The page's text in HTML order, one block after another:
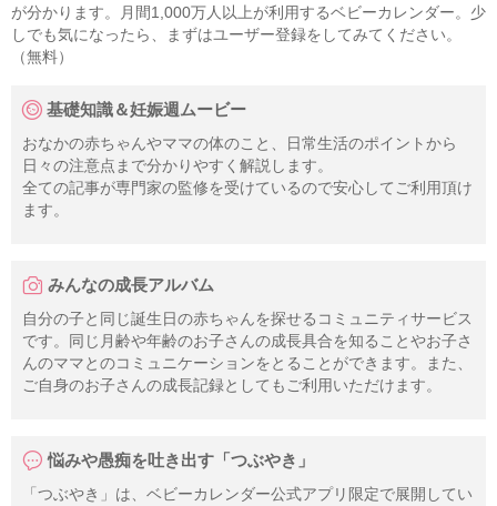
が分かります。月間1,000万人以上が利用するベビーカレンダー。少
しでも気になったら、まずはユーザー登録をしてみてください。
（無料）
基礎知識＆妊娠週ムービー
おなかの赤ちゃんやママの体のこと、日常生活のポイントから
日々の注意点まで分かりやすく解説します。
全ての記事が専門家の監修を受けているので安心してご利用頂け
ます。
みんなの成長アルバム
自分の子と同じ誕生日の赤ちゃんを探せるコミュニティサービス
です。同じ月齢や年齢のお子さんの成長具合を知ることやお子さ
んのママとのコミュニケーションをとることができます。また、
ご自身のお子さんの成長記録としてもご利用いただけます。
悩みや愚痴を吐き出す「つぶやき」
「つぶやき」は、ベビーカレンダー公式アプリ限定で展開してい